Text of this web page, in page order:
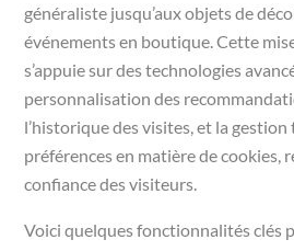
généraliste jusqu’aux objets de
événements en boutique. Cette
s’appuie sur des technologies
personnalisation des
l’historique des visites, et la
préférences en matière de cookies,
confiance des visiteurs.
Voici quelques fonctionnalités clés